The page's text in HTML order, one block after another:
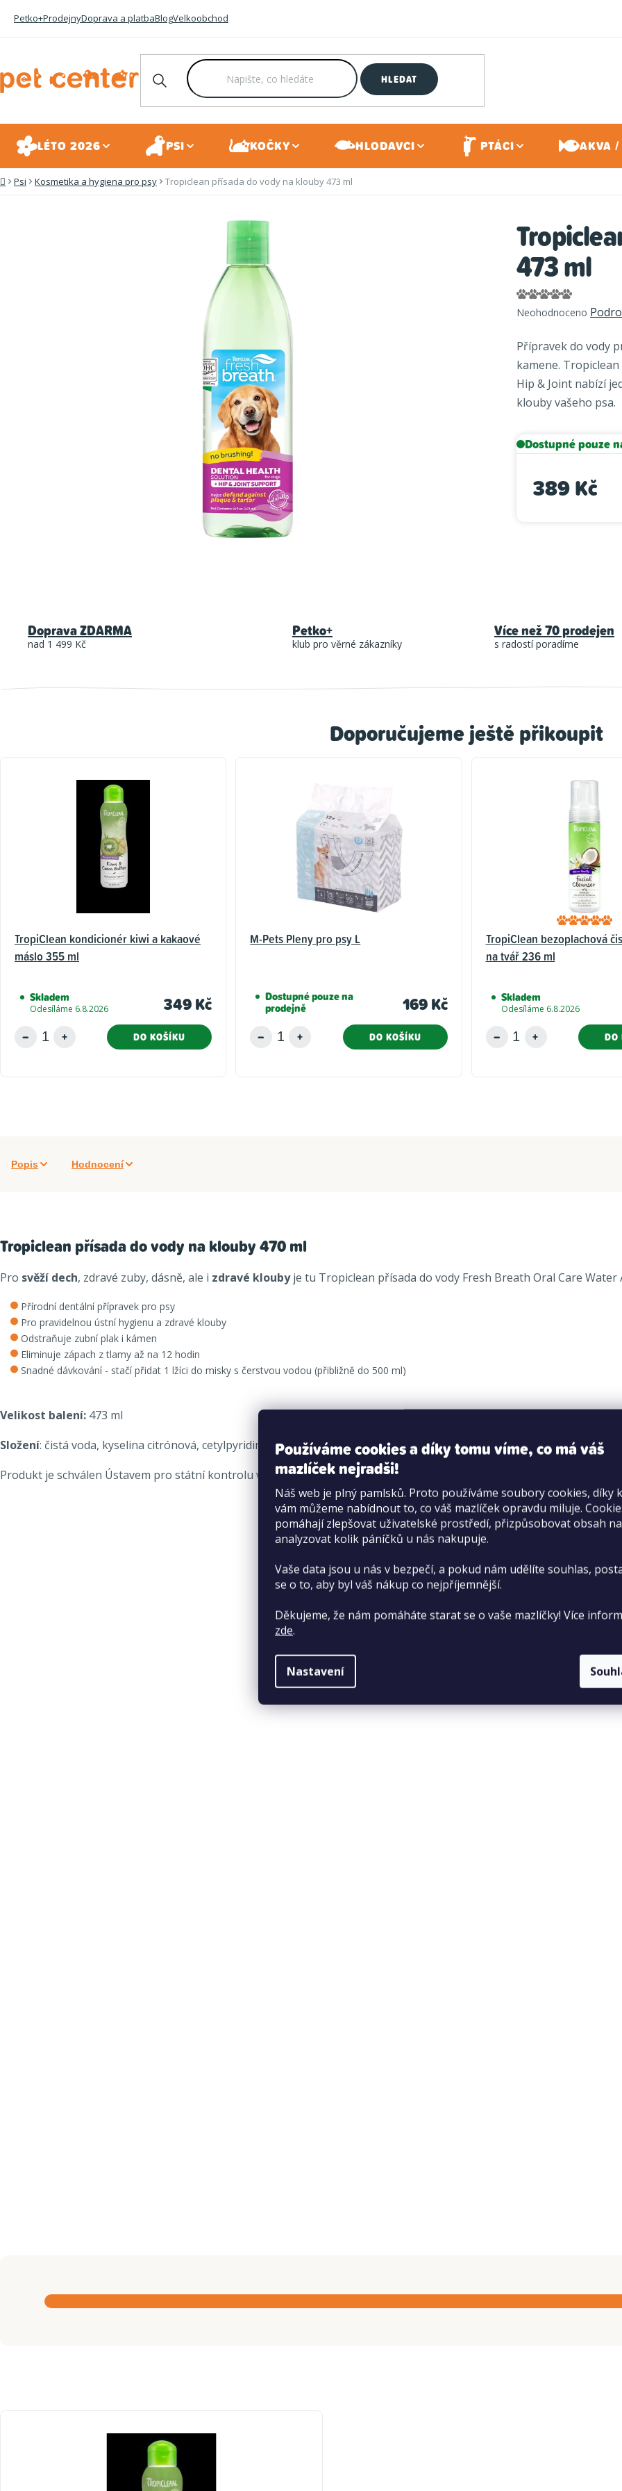
Používáme cookies a díky tomu víme, co má váš
mazlíček nejradši!
Náš web je plný pamlsků. Proto používáme soubory cookies, díky
vám můžeme nabídnout to, co váš mazlíček opravdu miluje.
pomáhají zlepšovat uživatelské prostředí, přizpůsobovat obsah
analyzovat kolik páníčků u nás nakupuje.
Vaše data jsou u nás v bezpečí, a pokud nám udělíte souhlas,
se o to, aby byl váš nákup co nejpříjemnější.
Děkujeme, že nám pomáháte starat se o vaše mazlíčky! Více
zde.
Nastavení
Petko+ProdejnyDoprava a platbaBlogVelkoobchod
HLEDAT
LÉTO 2026 PSI KOČKY HLODAVCI PTÁCI AKVA
Domů
Psi Kosmetika a hygiena pro psy Tropiclean přísada do vody na klouby 473 ml
473 ml
Průměrné
hodnocení
je
0,0
z
5
Neohodnoceno
Přípravek do vody
kamene.
Hip & Joint nabízí
klouby vašeho psa.
Dostupné pouze
389 Kč
Doporučujeme ještě přikoupit
TropiClean kondicionér kiwi a kakaové
máslo 355 ml
Skladem
Odesíláme 6.8.2026 349 Kč
DO KOŠÍKU
M-Pets Pleny pro psy L
Dostupné pouze na
prodejně 169 Kč
DO KOŠÍKU
TropiClean bezoplachová
na tvář 236 ml
Skladem
Odesíláme 6.8.2026
DO
Doprava ZDARMA
nad 1 499 Kč
Petko+
klub pro věrné zákazníky
Více než 70 prodejen
s radostí poradíme
Popis Hodnocení
Tropiclean přísada do vody na klouby 470 ml
Pro svěží dech, zdravé zuby, dásně, ale i zdravé kloubyje tu Tropiclean přísada do vody Fresh Breath Oral Care
Přírodní dentální přípravek pro psy
Pro pravidelnou ústní hygienu a zdravé klouby
Odstraňuje zubní plak i kámen
Eliminuje zápach z tlamy až na 12 hodin
Snadné dávkování - stačí přidat 1 lžíci do misky s čerstvou vodou (přibližně do 500 ml)
Velikost balení: 473 ml
Složení: čistá voda, kyselina citrónová, cetylpyridinium-chlorid, chlorofyl, glycerín, sorban draselný, glukosamin, extrakt
Produkt je schválen Ústavem pro státní kontrolu veterinárních biopreparátů a léčiv (ÚSKVBL) pod kódem 194-21/C.